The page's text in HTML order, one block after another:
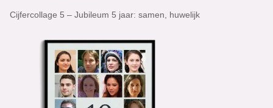
Cijfercollage 5 – Jubileum 5 jaar: samen, huwelijk